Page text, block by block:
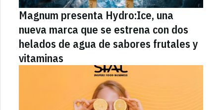
Magnum presenta Hydro:Ice, una
nueva marca que se estrena con dos
helados de agua de sabores frutales y
vitaminas